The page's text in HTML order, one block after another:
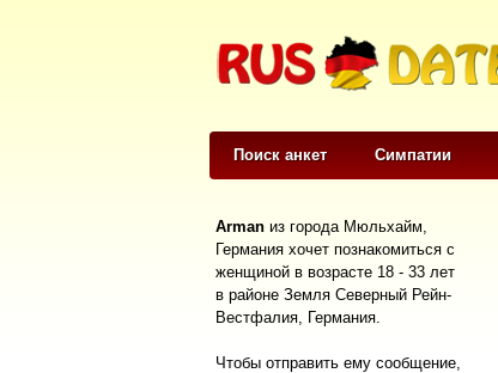
Поиск анкет Симпатии
Arman из города Мюльхайм,
Германия хочет познакомиться с
женщиной в возрасте 18 - 33 лет
в районе Земля Северный Рейн-
Вестфалия, Германия.
Чтобы отправить ему сообщение,